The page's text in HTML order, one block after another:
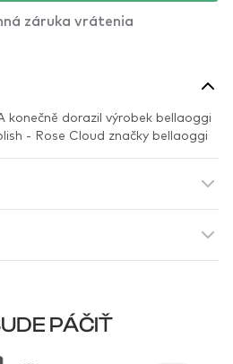
záruka vrátenia
konečně dorazil výrobek bellaoggi
- Rose Cloud značky bellaoggi
PÁČIŤ